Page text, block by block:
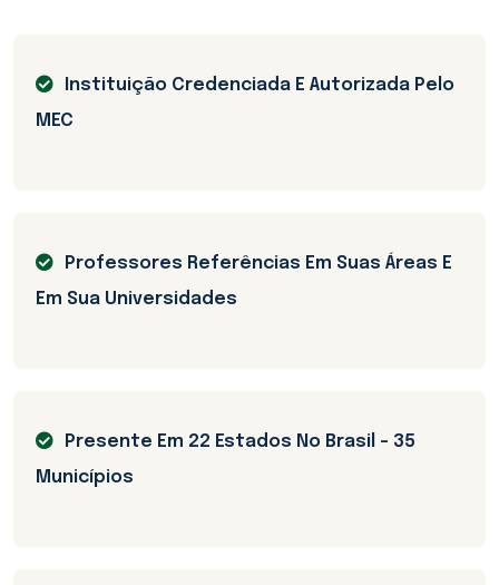
Instituição Credenciada E Autorizada Pelo
MEC
Professores Referências Em Suas Áreas E
Em Sua Universidades
Presente Em 22 Estados No Brasil - 35
Municípios